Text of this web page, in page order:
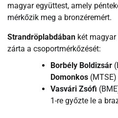
magyar együttest, amely
mérkőzik meg a bronzéremért.
Strandröplabdában két
zárta a csoportmérkőzését:
Borbély Boldizsár
Domonkos
Vasvári Zsófi
1-re győzte le a